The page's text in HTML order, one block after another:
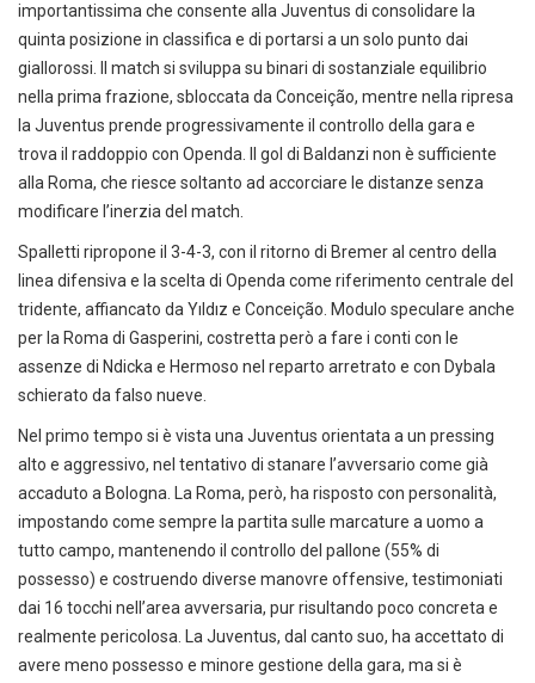
importantissima che consente alla Juventus di consolidare la
quinta posizione in classifica e di portarsi a un solo punto dai
giallorossi. Il match si sviluppa su binari di sostanziale equilibrio
nella prima frazione, sbloccata da Conceição, mentre nella ripresa
la Juventus prende progressivamente il controllo della gara e
trova il raddoppio con Openda. Il gol di Baldanzi non è sufficiente
alla Roma, che riesce soltanto ad accorciare le distanze senza
modificare l’inerzia del match.
Spalletti ripropone il 3-4-3, con il ritorno di Bremer al centro della
linea difensiva e la scelta di Openda come riferimento centrale del
tridente, affiancato da Yıldız e Conceição. Modulo speculare anche
per la Roma di Gasperini, costretta però a fare i conti con le
assenze di Ndicka e Hermoso nel reparto arretrato e con Dybala
schierato da falso nueve.
Nel primo tempo si è vista una Juventus orientata a un pressing
alto e aggressivo, nel tentativo di stanare l’avversario come già
accaduto a Bologna. La Roma, però, ha risposto con personalità,
impostando come sempre la partita sulle marcature a uomo a
tutto campo, mantenendo il controllo del pallone (55% di
possesso) e costruendo diverse manovre offensive, testimoniati
dai 16 tocchi nell’area avversaria, pur risultando poco concreta e
realmente pericolosa. La Juventus, dal canto suo, ha accettato di
avere meno possesso e minore gestione della gara, ma si è